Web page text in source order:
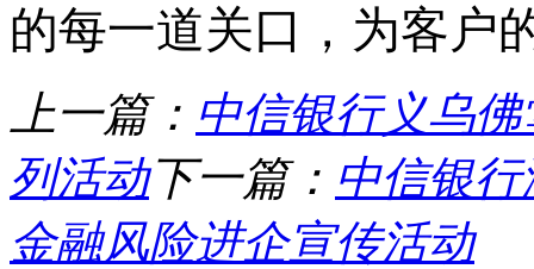
的每一道关口，为客户
上一篇： 中信银行义乌
列活动下一篇： 中信银
金融风险进企宣传活动